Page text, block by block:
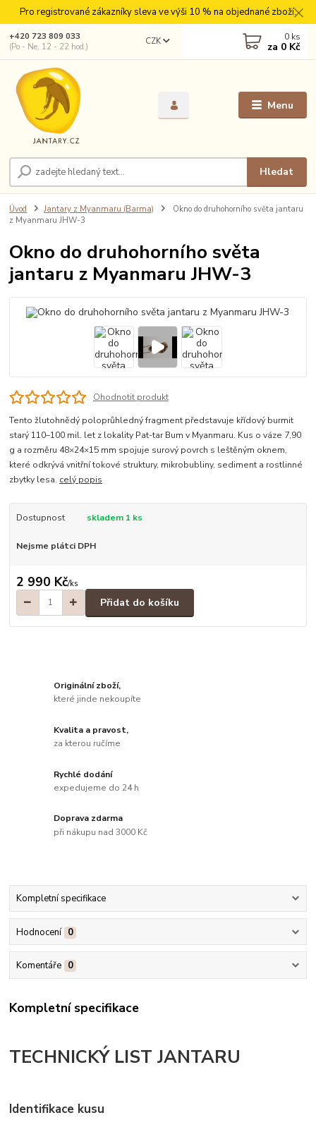
Pro registrované zákazníky sleva ve výši 10 % na objednané zboží.
Menu
CZK
Hledat
+420 723 809 033
(Po - Ne, 12 - 22 hod.)
0 ks
za 0 Kč
Úvod Jantary z Myanmaru (Barma)
Okno do druhohorního světa jantaru
z Myanmaru JHW-3
Okno do druhohorního světa
jantaru z Myanmaru JHW-3
Ohodnotit produkt
Tento žlutohnědý poloprůhledný fragment představuje křídový burmit
starý 110–100 mil. let z lokality Pat-tar Bum v Myanmaru. Kus o váze 7,90
g a rozměru 48×24×15 mm spojuje surový povrch s leštěným oknem,
které odkrývá vnitřní tokové struktury, mikrobubliny, sediment a rostlinné
zbytky lesa. celý popis
Dostupnost skladem 1 ks
Nejsme plátci DPH
2 990 Kč/ks
Přidat do košíku
Originální zboží,
které jinde nekoupíte
Kvalita a pravost,
za kterou ručíme
Rychlé dodání
expedujeme do 24 h
Doprava zdarma
při nákupu nad 3000 Kč
Kompletní specifikace
Hodnocení 0
Komentáře 0
Kompletní specifikace
TECHNICKÝ LIST JANTARU
Identifikace kusu